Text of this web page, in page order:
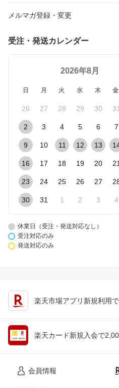
メルマガ登録・変更
受注・発送カレンダー
2026年8月
日 月 火 水 木 金
26 27 28 29 30
2 3 4 5 6 7
9 10 11 12 13
16 17 18 19 20
23 24 25 26 27
30 31 1 2 3 4
休業日（受注・発送対応なし）
受注対応のみ
発送対応のみ
楽天市場アプリ新規利用
楽天カード新規入会で
会員情報